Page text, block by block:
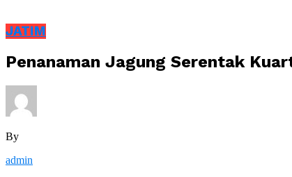
JATIM
Penanaman Jagung Serentak
By
admin